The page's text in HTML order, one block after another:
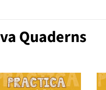
Quaderns